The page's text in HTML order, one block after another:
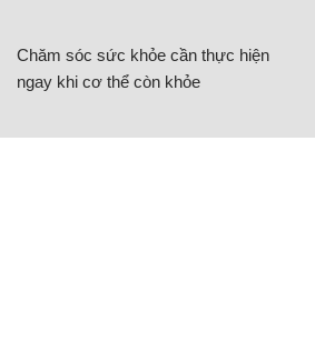
Chăm sóc sức khỏe cần thực hiện
ngay khi cơ thể còn khỏe